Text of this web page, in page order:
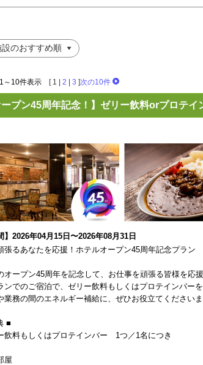
1～10件表示 [ 1 2 3 ]次の10件
ープン45周年記念！】ゼリー飲料orプロテイ
】2026年04月15日〜2026年08月31日
るあなたを応援！ホテルオープン45周年記念プラ
オープン45周年を記念して、お仕事を頑張る皆様を応
ンでのご宿泊で、ゼリー飲料もしくはプロテインバーを
業務の間のエネルギー補給に、ぜひお役立てくださいま
■
飲料もしくはプロテインバー 1つ／1名につき
屋